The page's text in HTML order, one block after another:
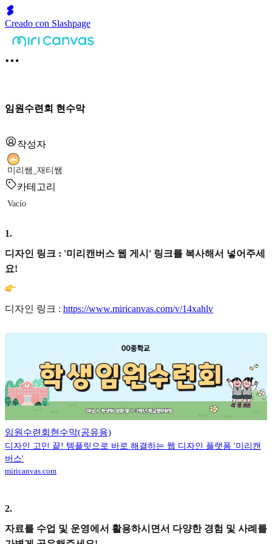
Creado con Slashpage
임원수련회 현수막
작성자
미리쌤_재티쌤
카테고리
Vacío
1.
디자인 링크 : '미리캔버스 웹 게시' 링크를 복사해서 넣어주세
요!
디자인 링크 : https://www.miricanvas.com/v/14xahlv
임원수련회현수막(공유용)
디자인 고민 끝! 템플릿으로 바로 해결하는 웹 디자인 플랫폼 '미리캔
버스'
miricanvas.com
2.
자료를 수업 및 운영에서 활용하시면서 다양한 경험 및 사례를